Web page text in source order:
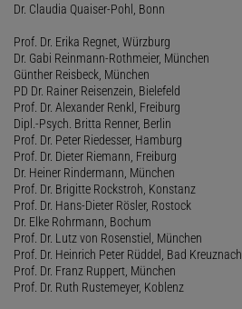
Dr. Claudia Quaiser-Pohl, Bonn
Prof. Dr. Erika Regnet, Würzburg
Dr. Gabi Reinmann-Rothmeier, München
Günther Reisbeck, München
PD Dr. Rainer Reisenzein, Bielefeld
Prof. Dr. Alexander Renkl, Freiburg
Dipl.-Psych. Britta Renner, Berlin
Prof. Dr. Peter Riedesser, Hamburg
Prof. Dr. Dieter Riemann, Freiburg
Dr. Heiner Rindermann, München
Prof. Dr. Brigitte Rockstroh, Konstanz
Prof. Dr. Hans-Dieter Rösler, Rostock
Dr. Elke Rohrmann, Bochum
Prof. Dr. Lutz von Rosenstiel, München
Prof. Dr. Heinrich Peter Rüddel, Bad Kreuznach
Prof. Dr. Franz Ruppert, München
Prof. Dr. Ruth Rustemeyer, Koblenz